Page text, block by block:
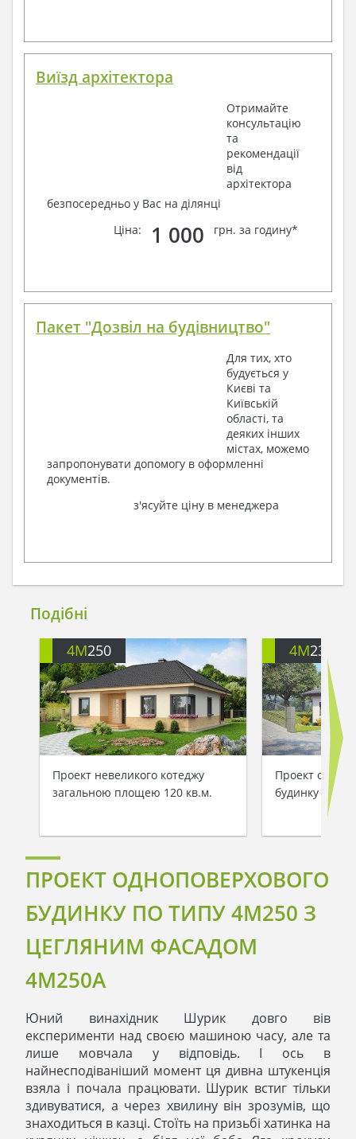
Виїзд архітектора
Отримайте
консультацію
та
рекомендації
від
архітектора
безпосередньо у Вас на ділянці
Ціна:
1 000 грн. за годину*
Пакет "Дозвіл на будівництво"
Для тих, хто
будується у
Києві та
Київській
області, та
деяких інших
містах, можемо
запропонувати допомогу в оформленні
документів.
з'ясуйте ціну в менеджера
Подібні
4M250
Проект невеликого котеджу
загальною площею 120 кв.м.
4M230
Проект
будинку 116
ПРОЕКТ ОДНОПОВЕРХОВОГО
БУДИНКУ ПО ТИПУ 4M250 З
ЦЕГЛЯНИМ ФАСАДОМ
4M250A
Юний винахідник Шурик довго вів
експерименти над своєю машиною часу, але та
лише мовчала у відповідь. І ось в
найнесподіваніший момент ця дивна штукенція
взяла і почала працювати. Шурик встиг тільки
здивуватися, а через хвилину він зрозумів, що
знаходиться в казці. Стоїть на призьбі хатинка на